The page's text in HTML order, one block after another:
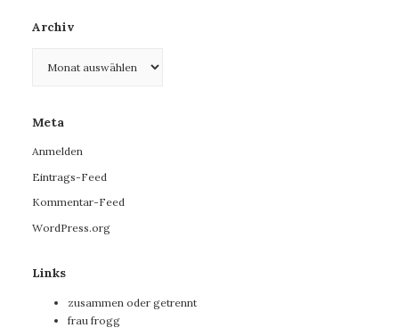
Archiv
Meta
Anmelden
Eintrags-Feed
Kommentar-Feed
WordPress.org
Links
zusammen oder getrennt
frau frogg